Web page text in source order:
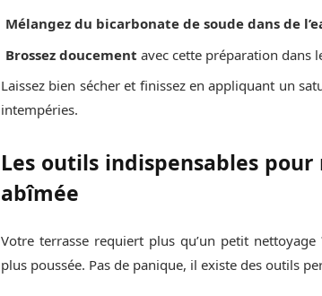
Mélangez du bicarbonate de soude dans de
Brossez doucement avec cette préparation dans
Laissez bien sécher et finissez en appliquant un
intempéries.
Les outils indispensables
abîmée
Votre terrasse requiert plus qu’un petit
plus poussée. Pas de panique, il existe des outils